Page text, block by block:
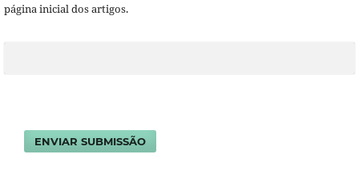
página inicial dos artigos.
ENVIAR SUBMISSÃO